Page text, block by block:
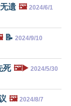
遗 🖼️ 2024/6/1
📝 2024/9/10
死 🖼️▶️ 2024/5/30
🖼️ 2024/8/7